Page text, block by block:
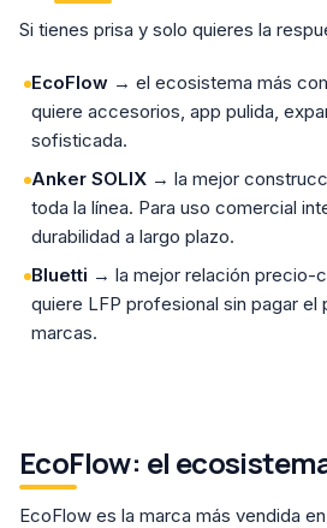
Si tienes prisa y solo quieres la
EcoFlow → el ecosistema más
quiere accesorios, app pulida,
sofisticada.
Anker SOLIX → la mejor
toda la línea. Para uso comercial
durabilidad a largo plazo.
Bluetti → la mejor relación precio-
quiere LFP profesional sin pagar el
marcas.
EcoFlow: el
EcoFlow es la marca más vendida